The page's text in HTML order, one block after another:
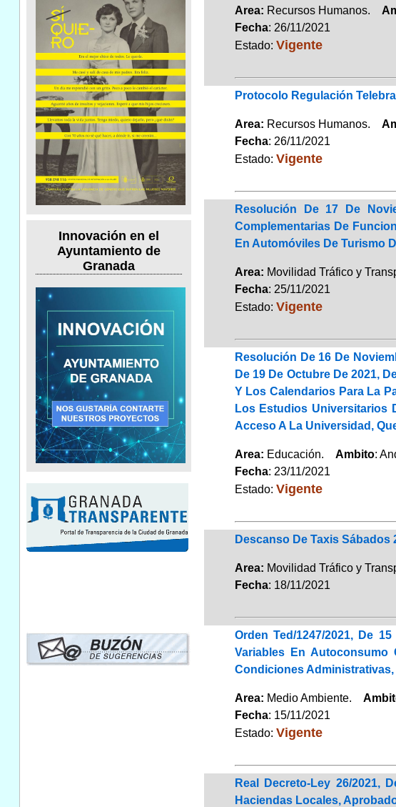
Innovación en el
Ayuntamiento de
Granada
Area: Recursos Humanos.
Fecha: 26/11/2021
Estado: Vigente
Protocolo Regulación
Area: Recursos Humanos.
Fecha: 26/11/2021
Estado: Vigente
Resolución De 17 De
Complementarias De
En Automóviles De Turismo
Area: Movilidad Tráfico y
Fecha: 25/11/2021
Estado: Vigente
Resolución De 16 De
De 19 De Octubre De 2021,
Y Los Calendarios Para La
Los Estudios Universitarios
Acceso A La Universidad,
Area: Educación. Ambito:
Fecha: 23/11/2021
Estado: Vigente
Descanso De Taxis Sábados
Area: Movilidad Tráfico y
Fecha: 18/11/2021
Orden Ted/1247/2021, De
Variables En
Condiciones
Area: Medio Ambiente.
Fecha: 15/11/2021
Estado: Vigente
Real Decreto-Ley 26/2021,
Haciendas Locales,